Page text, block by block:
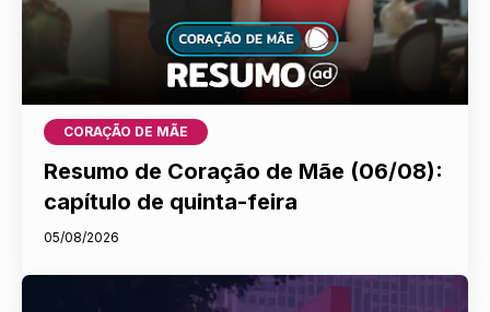
CORAÇÃO DE MÃE
Resumo de Coração de Mãe (06/08):
capítulo de quinta-feira
05/08/2026